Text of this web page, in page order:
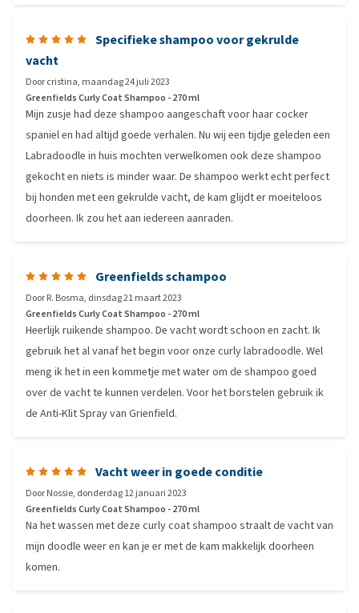
Specifieke shampoo voor gekrulde
vacht
Doorcristina, maandag 24 juli 2023
Greenfields Curly Coat Shampoo - 270 ml
Mijn zusje had deze shampoo aangeschaft voor haar cocker
spaniel en had altijd goede verhalen. Nu wij een tijdje geleden een
Labradoodle in huis mochten verwelkomen ook deze shampoo
gekocht en niets is minder waar. De shampoo werkt echt perfect
bij honden met een gekrulde vacht, de kam glijdt er moeiteloos
doorheen. Ik zou het aan iedereen aanraden.
Greenfields schampoo
DoorR. Bosma, dinsdag 21 maart 2023
Greenfields Curly Coat Shampoo - 270 ml
Heerlijk ruikende shampoo. De vacht wordt schoon en zacht. Ik
gebruik het al vanaf het begin voor onze curly labradoodle. Wel
meng ik het in een kommetje met water om de shampoo goed
over de vacht te kunnen verdelen. Voor het borstelen gebruik ik
de Anti-Klit Spray van Grienfield.
Vacht weer in goede conditie
DoorNossie, donderdag 12 januari 2023
Greenfields Curly Coat Shampoo - 270 ml
Na het wassen met deze curly coat shampoo straalt de vacht van
mijn doodle weer en kan je er met de kam makkelijk doorheen
komen.